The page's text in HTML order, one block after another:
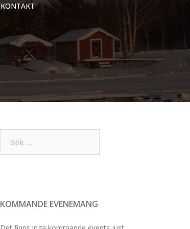
KONTAKT
efter:
KOMMANDE EVENEMANG